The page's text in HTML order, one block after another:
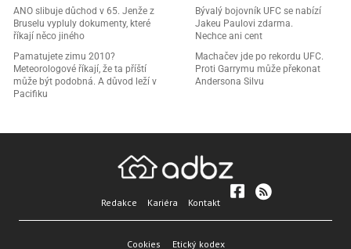
ANO slibuje důchod v 65. Jenže z
Bruselu vypluly dokumenty, které
říkají něco jiného
Pamatujete zimu 2010?
Meteorologové říkají, že ta příští
může být podobná. A důvod leží v
Pacifiku
Bývalý bojovník UFC se nabízí
Jakeu Paulovi zdarma.
Nechce ani cent
Machačev jde po rekordu UFC.
Proti Garrymu může překonat
Andersona Silvu
Redakce Kariéra Kontakt
Cookies Etický kodex